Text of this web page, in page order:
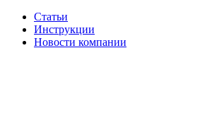
Статьи
Инструкции
Новости компании